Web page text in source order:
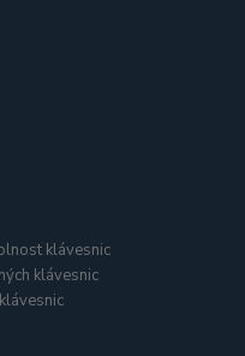
klávesnic
klávesnic